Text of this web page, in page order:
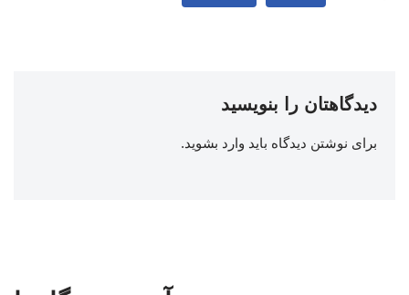
دیدگاهتان را بنویسید
برای نوشتن دیدگاه باید وارد بشوید.